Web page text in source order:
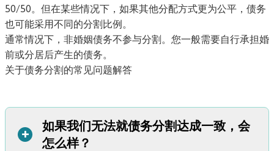
50/50。但在某些情况下，如果其他分配方式更为公平，债务
也可能采用不同的分割比例。
通常情况下，非婚姻债务不参与分割。您一般需要自行承担婚
前或分居后产生的债务。
关于债务分割的常见问题解答
如果我们无法就债务分割达成一致，会
怎么样？
+